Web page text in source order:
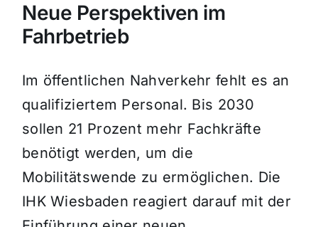
Neue Perspektiven im
Fahrbetrieb
Im öffentlichen Nahverkehr fehlt es an
qualifiziertem Personal. Bis 2030
sollen 21 Prozent mehr Fachkräfte
benötigt werden, um die
Mobilitätswende zu ermöglichen. Die
IHK Wiesbaden reagiert darauf mit der